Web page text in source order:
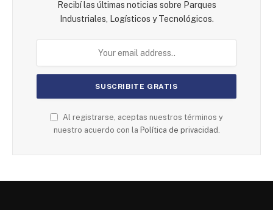
Recibí las últimas noticias sobre Parques
Industriales, Logísticos y Tecnológicos.
Al registrarse, aceptas nuestros términos y
nuestro acuerdo con la Política de privacidad.